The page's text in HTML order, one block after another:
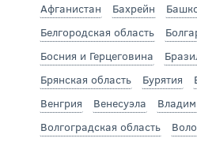
Афганистан
Бахрейн
Белгородская область
Босния и Герцеговина
Брянская область
Бурятия
Венгрия
Венесуэла
Волгоградская область